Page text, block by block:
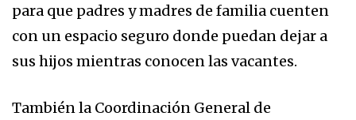
para que padres y madres de familia cuenten
con un espacio seguro donde puedan dejar a
sus hijos mientras conocen las vacantes.
También la Coordinación General de